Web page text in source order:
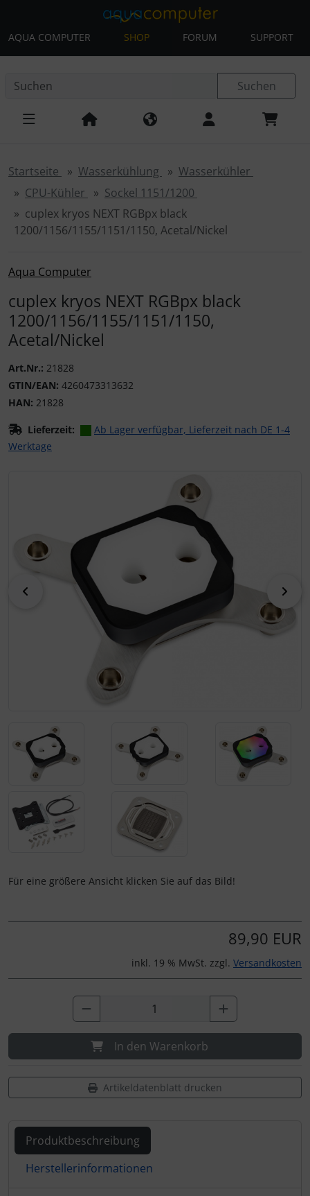
AQUA COMPUTER SHOP FORUM SUPPORT
Springe zum Inhalt
Suchen
Startseite Wasserkühlung
Wasserkühler
CPU-Kühler
Sockel 1151/1200
cuplex kryos NEXT RGBpx black
1200/1156/1155/1151/1150, Acetal/Nickel
Aqua Computer
cuplex kryos NEXT RGBpx black
1200/1156/1155/1151/1150,
Acetal/Nickel
Art.Nr.: 21828
GTIN/EAN: 4260473313632
HAN: 21828
Lieferzeit:
Ab Lager verfügbar, Lieferzeit nach DE 1-4
Werktage
Für eine größere Ansicht klicken Sie auf das Bild!
89,90 EUR
inkl. 19 % MwSt. zzgl. Versandkosten
In den Warenkorb
Artikeldatenblatt drucken
Produktbeschreibung
Herstellerinformationen